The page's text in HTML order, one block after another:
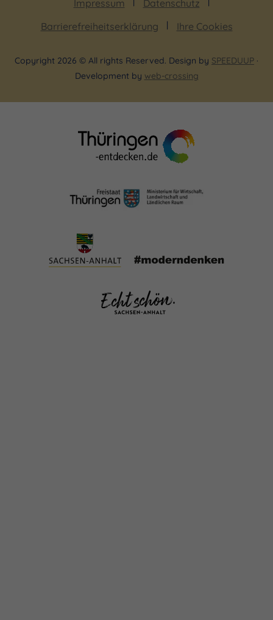
Impressum
Datenschutz
Barrierefreiheitserklärung
Ihre Cookies
Copyright 2026 © All rights Reserved. Design by SPEEDUUP ·
Development by web-crossing